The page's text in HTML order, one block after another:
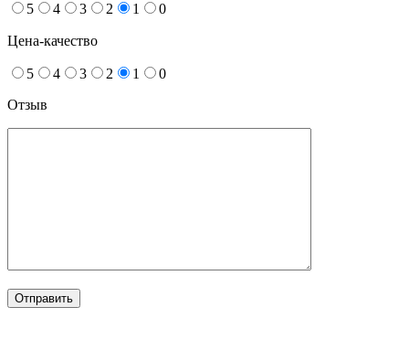
5 4 3 2 1 0
Цена-качество
5 4 3 2 1
0
Отзыв